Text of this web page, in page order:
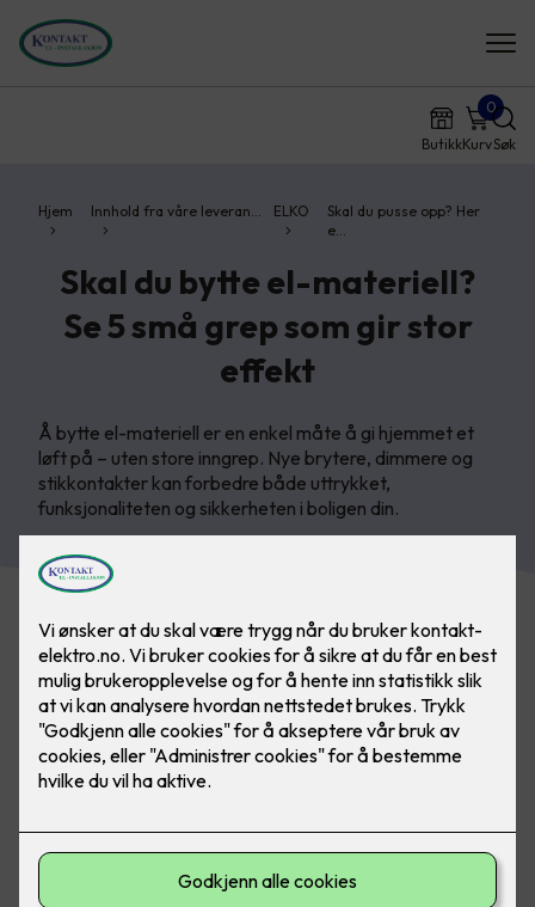
ButikkKurv
0
Søk
Hjem Innhold fra våre leveran… ELKO
Skal du pusse opp? Her
e…
Skal du bytte el-materiell?
Se 5 små grep som gir stor
effekt
Å bytte el-materiell er en enkel måte å gi hjemmet et
løft på – uten store inngrep. Nye brytere, dimmere og
stikkontakter kan forbedre både uttrykket,
funksjonaliteten og sikkerheten i boligen din.